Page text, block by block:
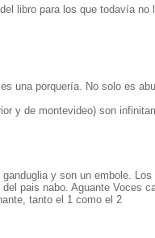
libro para los que todavía no
una porquería. No solo es
y de montevideo) son
y son un embole.
pais nabo. Aguante Voces
tanto el 1 como el 2